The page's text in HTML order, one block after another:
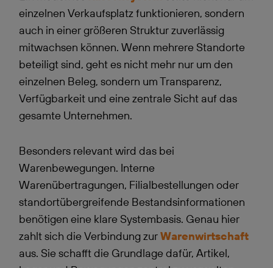
einzelnen Verkaufsplatz funktionieren, sondern
auch in einer größeren Struktur zuverlässig
mitwachsen können. Wenn mehrere Standorte
beteiligt sind, geht es nicht mehr nur um den
einzelnen Beleg, sondern um Transparenz,
Verfügbarkeit und eine zentrale Sicht auf das
gesamte Unternehmen.
Besonders relevant wird das bei
Warenbewegungen. Interne
Warenübertragungen, Filialbestellungen oder
standortübergreifende Bestandsinformationen
benötigen eine klare Systembasis. Genau hier
zahlt sich die Verbindung zurWarenwirtschaft
aus. Sie schafft die Grundlage dafür, Artikel,